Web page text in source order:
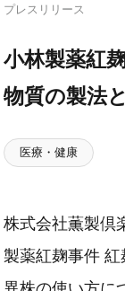
プレスリリース
小林製薬紅
物質の製法
医療・健康
株式会社薫製倶
製薬紅麹事件